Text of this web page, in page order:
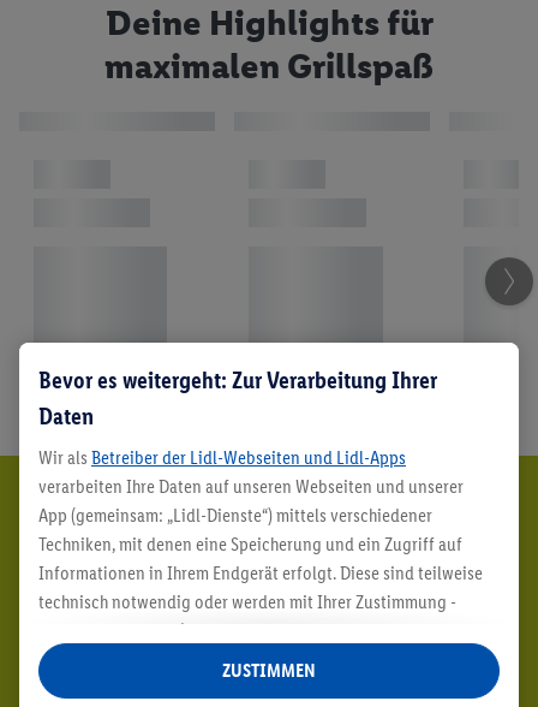
Deine Highlights für
maximalen Grillspaß
Bevor es weitergeht: Zur Verarbeitung Ihrer
Daten
Wir als Betreiber der Lidl-Webseiten und Lidl-Apps
verarbeiten Ihre Daten auf unseren Webseiten und unserer
App (gemeinsam: „Lidl-Dienste“) mittels verschiedener
Techniken, mit denen eine Speicherung und ein Zugriff auf
Informationen in Ihrem Endgerät erfolgt. Diese sind teilweise
technisch notwendig oder werden mit Ihrer Zustimmung -
auch durch Partner (u.a.
Verantwortliche; im Zusammenhang mit dem IAB TCF
insgesamt
ZUSTIMMEN